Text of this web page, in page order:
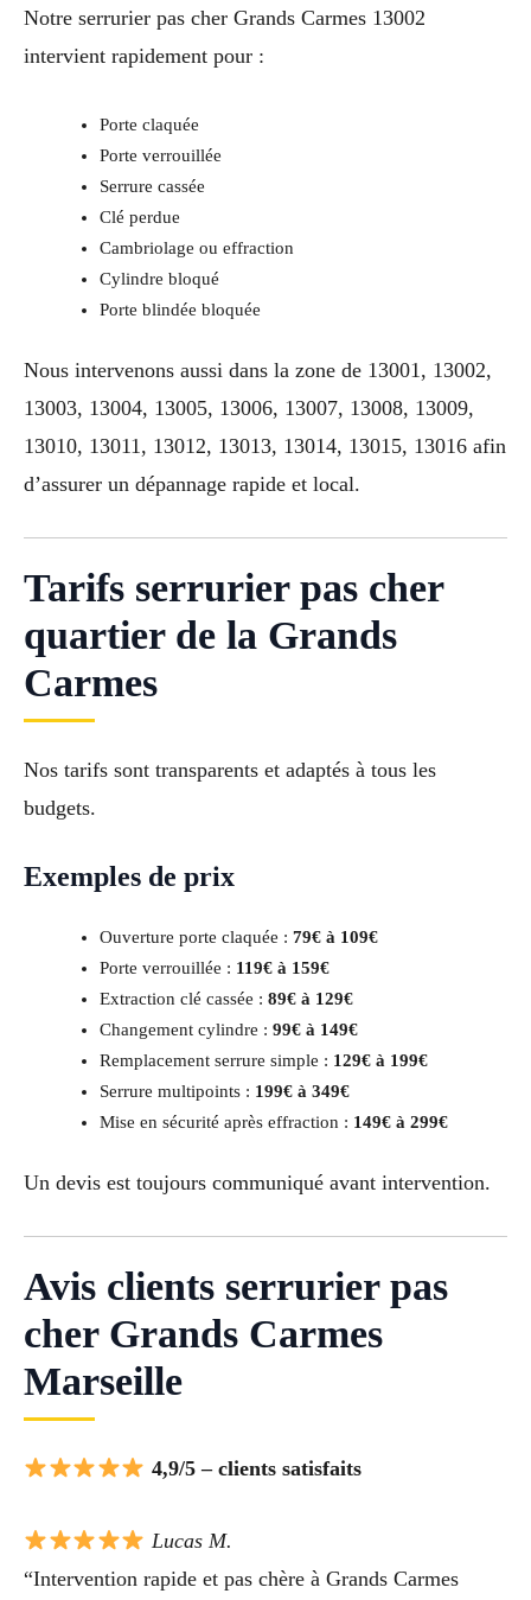
Notre serrurier pas cher Grands Carmes 13002
intervient rapidement pour :
Porte claquée
Porte verrouillée
Serrure cassée
Clé perdue
Cambriolage ou effraction
Cylindre bloqué
Porte blindée bloquée
Nous intervenons aussi dans la zone de 13001, 13002,
13003, 13004, 13005, 13006, 13007, 13008, 13009,
13010, 13011, 13012, 13013, 13014, 13015, 13016 afin
d’assurer un dépannage rapide et local.
Tarifs serrurier pas cher
quartier de la Grands
Carmes
Nos tarifs sont transparents et adaptés à tous les
budgets.
Exemples de prix
Ouverture porte claquée : 79€ à 109€
Porte verrouillée : 119€ à 159€
Extraction clé cassée : 89€ à 129€
Changement cylindre : 99€ à 149€
Remplacement serrure simple : 129€ à 199€
Serrure multipoints : 199€ à 349€
Mise en sécurité après effraction : 149€ à 299€
Un devis est toujours communiqué avant intervention.
Avis clients serrurier pas
cher Grands Carmes
Marseille
4,9/5 – clients satisfaits
Lucas M.
“Intervention rapide et pas chère à Grands Carmes